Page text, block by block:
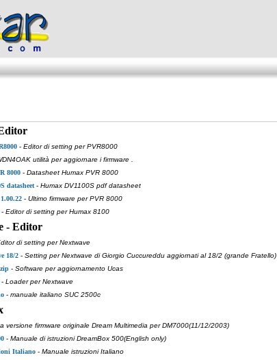
- Editor di setting per PVR8000
utilità per aggiornare i firmware .
8000 - Datasheet Humax PVR 8000
datasheet - Humax DV1100S pdf datasheet
- Ultimo firmware per PVR 8000
- Editor di setting per Humax 8100
- Editor
di setting per Nextwave
18/2 - Setting per Nextwave di Giorgio Cuccureddu aggiornati al 18/2 (grande Fratello)
- Software per aggiornamento Ucas
- Loader per Nextwave
- manuale italiano SUC 2500c
versione firmware originale Dream Multimedia per DM7000(11/12/2003)
- Manuale di istruzioni DreamBox 500(English only)
Italiano - Manuale istruzioni Italiano